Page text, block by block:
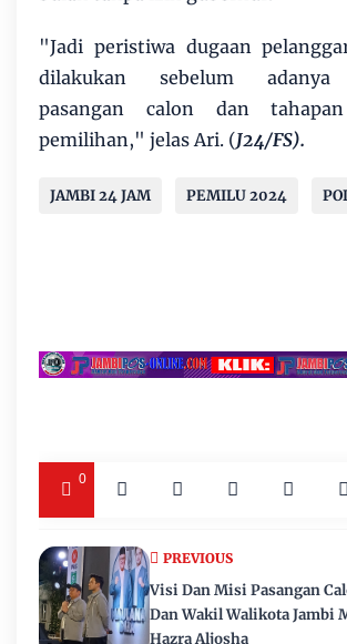
"Jadi peristiwa dugaan
dilakukan sebelum adanya
pasangan calon dan
pemilihan," jelas Ari. (J24/FS).
JAMBI 24 JAM PEMILU 2024
0
PREVIOUS
Visi Dan Misi Pasangan
Dan Wakil Walikota Jambi
Hazra Aljosha